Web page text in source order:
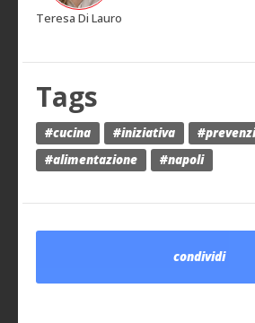
Teresa Di Lauro
Tags
#cucina #iniziativa
#alimentazione
#napoli
condividi